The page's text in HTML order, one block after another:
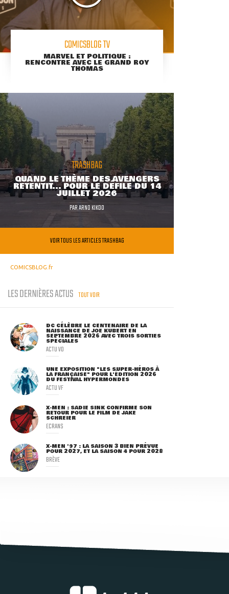
COMICSBLOG TV
MARVEL ET POLITIQUE :
RENCONTRE AVEC LE GRAND ROY
THOMAS
TRASHBAG
QUAND LE THÈME DES AVENGERS
RETENTIT... POUR LE DÉFILÉ DU 14
JUILLET 2026
PARARNO KIKOO
VOIR TOUS LES ARTICLES TRASHBAG
COMICSBLOG.fr
LES DERNIÈRES ACTUS TOUT VOIR
DC CÉLÈBRE LE CENTENAIRE DE LA
NAISSANCE DE JOE KUBERT EN
SEPTEMBRE 2026 AVEC TROIS SORTIES
SPÉCIALES
ACTU VO
UNE EXPOSITION "LES SUPER-HÉROS À
LA FRANÇAISE" POUR L'ÉDITION 2026
DU FESTIVAL HYPERMONDES
ACTU VF
X-MEN : SADIE SINK CONFIRME SON
RETOUR POUR LE FILM DE JAKE
SCHREIER
ECRANS
X-MEN '97 : LA SAISON 3 BIEN PRÉVUE
POUR 2027, ET LA SAISON 4 POUR 2028
BRÈVE